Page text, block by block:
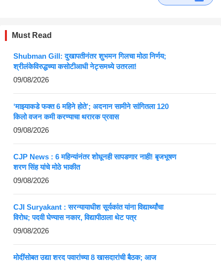
Must Read
Shubman Gill: दुखापतीनंतर शुभमन गिलचा मोठा निर्णय;
श्रीलंकेविरुद्धच्या कसोटीआधी नेट्समध्ये उतरला!
09/08/2026
‘माझ्याकडे फक्त 6 महिने होते’; अदनान सामीने सांगितला 120
किलो वजन कमी करण्याचा थरारक प्रवास
09/08/2026
CJP News : 6 महिन्यांनंतर शोधूनही सापडणार नाही! बृजभूषण
शरण सिंह यांचे मोठे भाकीत
09/08/2026
CJI Suryakant : सरन्यायाधीश सूर्यकांत यांना विद्यार्थ्यांचा
विरोध; पदवी घेण्यास नकार, विद्यापीठाला थेट पत्र
09/08/2026
मोदींसोबत उद्या शरद पवारांच्या 8 खासदारांची बैठक; आज